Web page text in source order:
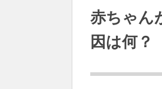
赤ちゃん
因は何？